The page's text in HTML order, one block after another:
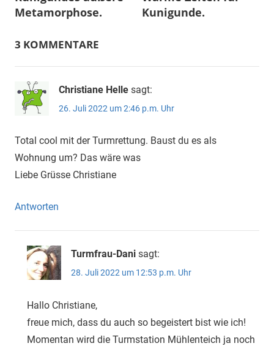
Metamorphose.
Kunigunde.
3 KOMMENTARE
Christiane Helle sagt:
26. Juli 2022 um 2:46 p.m. Uhr
Total cool mit der Turmrettung. Baust du es als
Wohnung um? Das wäre was
Liebe Grüsse Christiane
Antworten
Turmfrau-Dani sagt:
28. Juli 2022 um 12:53 p.m. Uhr
Hallo Christiane,
freue mich, dass du auch so begeistert bist wie ich!
Momentan wird die Turmstation Mühlenteich ja noch